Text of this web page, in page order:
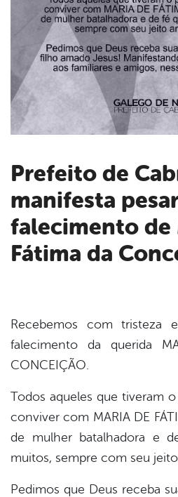
Prefeito de Cabrobó
manifesta
falecimento de
Fátima da
Recebemos com tristeza
falecimento da querida
CONCEIÇÃO.
Todos aqueles que tiveram
conviver com MARIA DE
de mulher batalhadora e
muitos, sempre com seu
Pedimos que Deus receba